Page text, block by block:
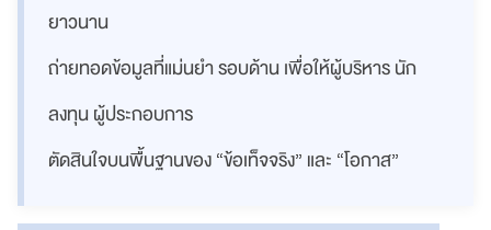
ยาวนาน
ถ่ายทอดข้อมูลที่แม่นยำ รอบด้าน เพื่อให้ผู้บริหาร นัก
ลงทุน ผู้ประกอบการ
ตัดสินใจบนพื้นฐานของ “ข้อเท็จจริง” และ “โอกาส”